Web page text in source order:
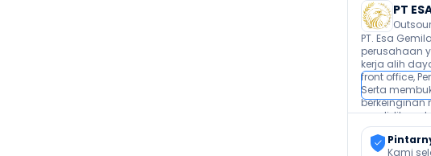
PT
PT. Esa
perusahaan
kerja alih
front office,
Serta
pendidikan
Kami